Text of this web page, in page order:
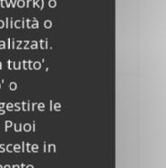
o
tutto',
o
le
in